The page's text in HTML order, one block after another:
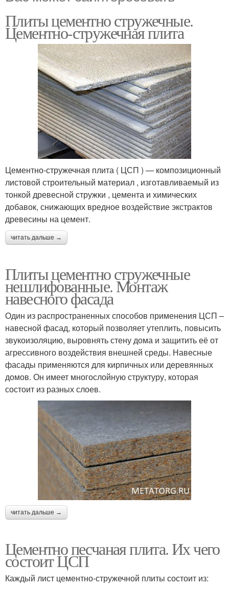
Плиты цементно стружечные.
Цементно-стружечная плита
Цементно-стружечная плита ( ЦСП ) — композиционный
листовой строительный материал , изготавливаемый из
тонкой древесной стружки , цемента и химических
добавок, снижающих вредное воздействие экстрактов
древесины на цемент.
читать дальше →
Плиты цементно стружечные
нешлифованные. Монтаж
навесного фасада
Один из распространенных способов применения ЦСП –
навесной фасад, который позволяет утеплить, повысить
звукоизоляцию, выровнять стену дома и защитить её от
агрессивного воздействия внешней среды. Навесные
фасады применяются для кирпичных или деревянных
домов. Он имеет многослойную структуру, которая
состоит из разных слоев.
читать дальше →
Цементно песчаная плита. Их чего
состоит ЦСП
Каждый лист цементно-стружечной плиты состоит из: